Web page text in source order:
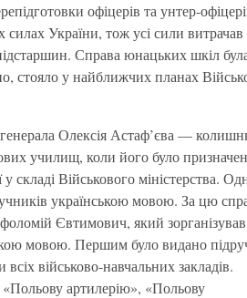
офіцерів та унтер-
силах України, тож усі сили витрачав
Справа юнацьких шкіл
стояло у найближчих планах
генерала Олексія Астаф’єва —
училищ, коли його було
складі Військового міністерства.
українською мовою. За цю
Євтимович, який зорганізував
мовою. Першим було видано
військово-навчальних закладів.
артилерію», «Польову